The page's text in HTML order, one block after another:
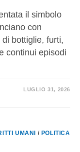
il simbolo
con
bottiglie, furti,
continui episodi
LUGLIO 31, 2026
UMANI / POLITICA